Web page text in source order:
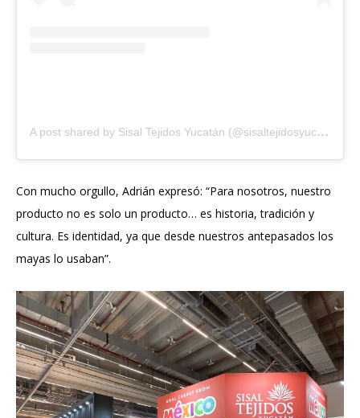
A
post shared by Sisal Tejidos Yucatán (@sisaltejidosyucatan)
Con mucho orgullo, Adrián expresó: “Para nosotros, nuestro
producto no es solo un producto… es historia, tradición y
cultura. Es identidad, ya que desde nuestros antepasados los
mayas lo usaban”.